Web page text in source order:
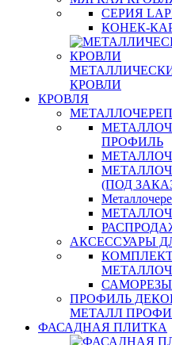
СЕРИЯ
КОНЕК-
КРОВЛИ
КРОВЛЯ
ПРОФИЛЬ
(ПОД
АКСЕССУАРЫ
САМОРЕЗЫ
ПРОФИЛЬ
МЕТАЛЛ
ФАСАДНАЯ ПЛИТКА